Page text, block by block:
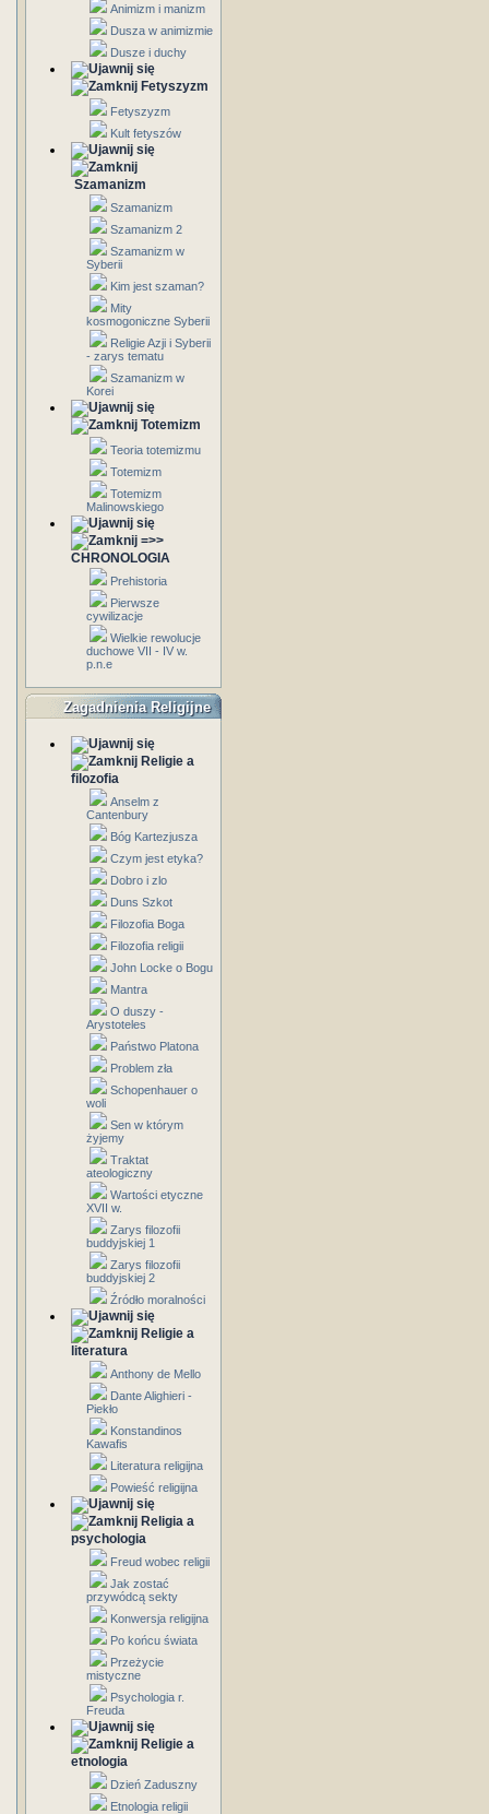
Animizm i manizm
Dusza w animizmie
Dusze i duchy
Fetyszyzm
Fetyszyzm
Kult fetyszów
Szamanizm
Szamanizm
Szamanizm 2
Szamanizm w
Syberii
Kim jest szaman?
Mity
kosmogoniczne Syberii
Religie Azji i Syberii
- zarys tematu
Szamanizm w
Korei
Totemizm
Teoria totemizmu
Totemizm
Totemizm
Malinowskiego
=>>
CHRONOLOGIA
Prehistoria
Pierwsze
cywilizacje
Wielkie rewolucje
duchowe VII - IV w.
p.n.e
Zagadnienia Religijne
Religie a
filozofia
Anselm z
Cantenbury
Bóg Kartezjusza
Czym jest etyka?
Dobro i zlo
Duns Szkot
Filozofia Boga
Filozofia religii
John Locke o Bogu
Mantra
O duszy -
Arystoteles
Państwo Platona
Problem zła
Schopenhauer o
woli
Sen w którym
żyjemy
Traktat
ateologiczny
Wartości etyczne
XVII w.
Zarys filozofii
buddyjskiej 1
Zarys filozofii
buddyjskiej 2
Źródło moralności
Religie a
literatura
Anthony de Mello
Dante Alighieri -
Piekło
Konstandinos
Kawafis
Literatura religijna
Powieść religijna
Religia a
psychologia
Freud wobec religii
Jak zostać
przywódcą sekty
Konwersja religijna
Po końcu świata
Przeżycie
mistyczne
Psychologia r.
Freuda
Religie a
etnologia
Dzień Zaduszny
Etnologia religii